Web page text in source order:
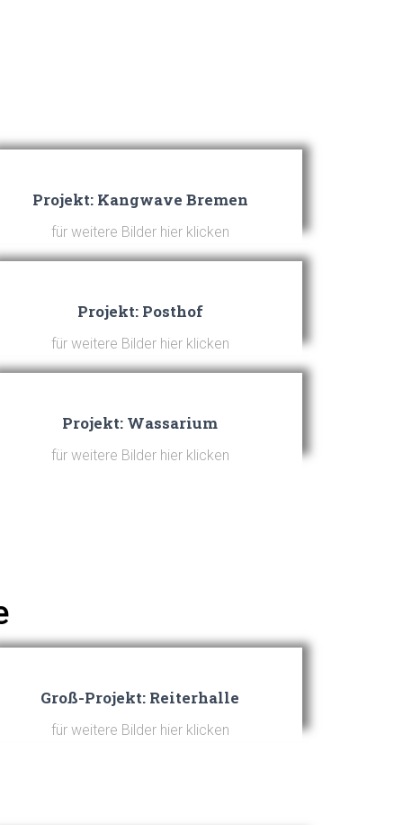
Projekt: Kangwave Bremen
für weitere Bilder hier klicken
Projekt: Posthof
für weitere Bilder hier klicken
Projekt: Wassarium
für weitere Bilder hier klicken
Groß-Projekt: Reiterhalle
für weitere Bilder hier klicken